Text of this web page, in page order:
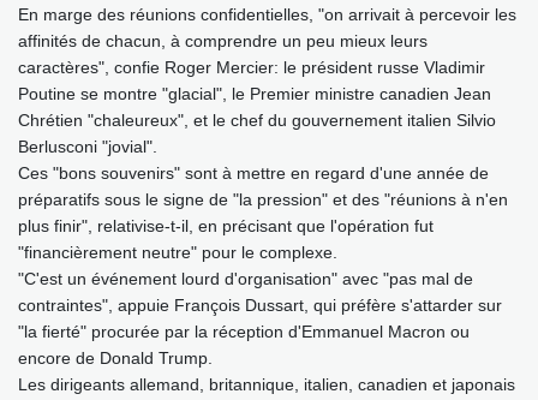
En marge des réunions confidentielles, "on arrivait à percevoir les
affinités de chacun, à comprendre un peu mieux leurs
caractères", confie Roger Mercier: le président russe Vladimir
Poutine se montre "glacial", le Premier ministre canadien Jean
Chrétien "chaleureux", et le chef du gouvernement italien Silvio
Berlusconi "jovial".
Ces "bons souvenirs" sont à mettre en regard d'une année de
préparatifs sous le signe de "la pression" et des "réunions à n'en
plus finir", relativise-t-il, en précisant que l'opération fut
"financièrement neutre" pour le complexe.
"C'est un événement lourd d'organisation" avec "pas mal de
contraintes", appuie François Dussart, qui préfère s'attarder sur
"la fierté" procurée par la réception d'Emmanuel Macron ou
encore de Donald Trump.
Les dirigeants allemand, britannique, italien, canadien et japonais